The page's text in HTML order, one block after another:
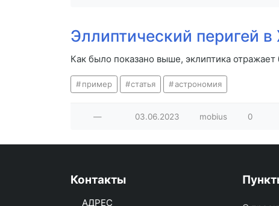
Эллиптический перигей в
Как было показано выше, эклиптика отражает
пример статья астрономия
— 03.06.2023 mobius 0
Контакты
АДРЕС